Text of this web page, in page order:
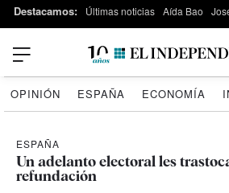
Destacamos: Últimas noticias Aída Bao
OPINIÓN ESPAÑA ECONOMÍA
ESPAÑA
Un adelanto electoral les
refundación